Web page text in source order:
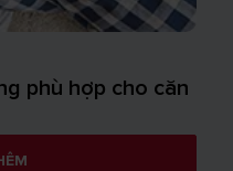
phù hợp cho căn